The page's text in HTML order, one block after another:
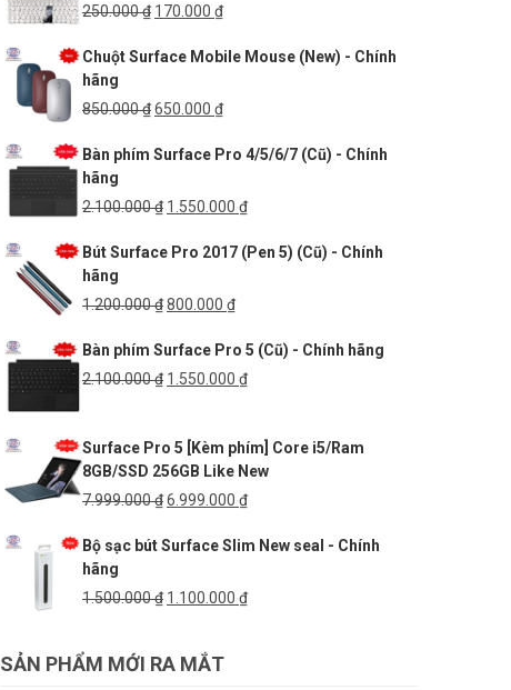
250.000₫ Giá
là:
170.000 ₫Giá
tại
170.000 ₫.
Chuột Surface Mobile Mouse (New) - Chính
hãng
850.000₫Giá
là:
650.000 ₫Giá
tại
650.000 ₫.
Bàn phím Surface Pro 4/5/6/7 (Cũ) - Chính
hãng
2.100.000₫ Giá
là:
1.550.000 ₫Giá
tại
Bút Surface Pro 2017 (Pen 5) (Cũ) - Chính
hãng
1.200.000₫Giá
là:
1.200.000 ₫.
800.000 ₫Giá
tại
là:
Bàn phím Surface Pro 5 (Cũ) - Chính hãng
2.100.000₫ Giá
2.100.000 ₫.
1.550.000 ₫Giá
là:
1.550.000 ₫.
Surface Pro 5 [Kèm phím] Core i5/Ram
8GB/SSD 256GB Like New
7.999.000₫Giá
là:
6.999.000 ₫Giá
tại
6.999.000 ₫.
Bộ sạc bút Surface Slim New seal - Chính
hãng
1.500.000₫ Giá
1.500.000 ₫.
1.100.000 ₫Giá
SẢN PHẨM MỚI RA MẮT